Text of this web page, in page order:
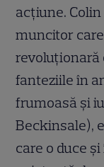
acţiune.
muncitor
revoluţionară
fanteziile în
frumoasă şi
Beckinsale),
care o duce